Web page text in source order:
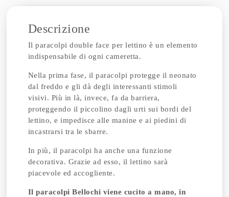
Descrizione
Il paracolpi double face per lettino è un elemento
indispensabile di ogni cameretta.
Nella prima fase, il paracolpi protegge il neonato
dal freddo e gli dà degli interessanti stimoli
visivi. Più in là, invece, fa da barriera,
proteggendo il piccolino dagli urti sui bordi del
lettino, e impedisce alle manine e ai piedini di
incastrarsi tra le sbarre.
In più, il paracolpi ha anche una funzione
decorativa. Grazie ad esso, il lettino sarà
piacevole ed accogliente.
Il paracolpi Bellochi viene cucito a mano, in